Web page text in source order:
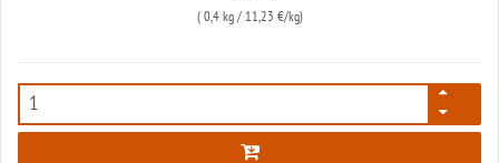
( 0,4 kg/ 11,23 €/kg)
2992